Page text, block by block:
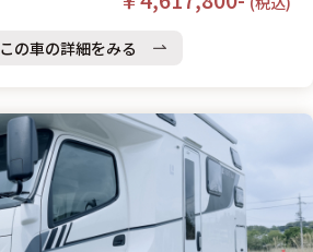
この車の詳細をみる